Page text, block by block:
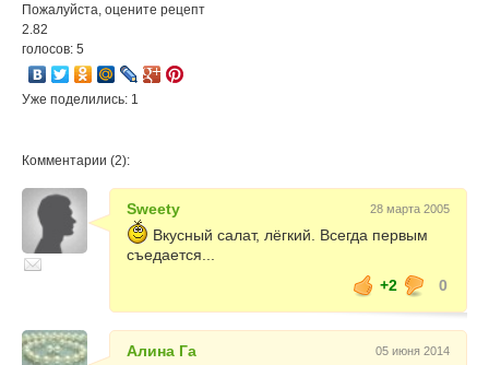
Пожалуйста, оцените рецепт
2.82
голосов: 5
Уже поделились: 1
Комментарии (2):
Sweety 28 марта 2005
Вкусный салат, лёгкий. Всегда первым
съедается...
+2
0
Алина Га 05 июня 2014